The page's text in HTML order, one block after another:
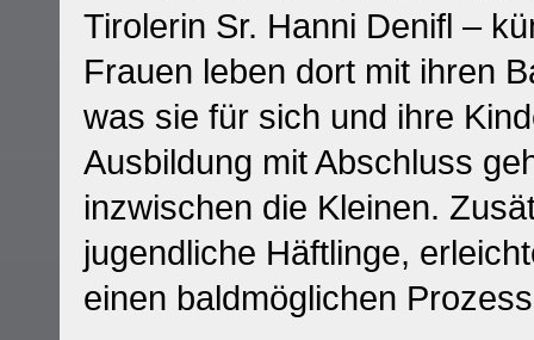
Tirolerin Sr. Hanni Denifl –
Frauen leben dort mit ihren
was sie für sich und ihre
Ausbildung mit Abschluss
inzwischen die Kleinen.
jugendliche Häftlinge,
einen baldmöglichen